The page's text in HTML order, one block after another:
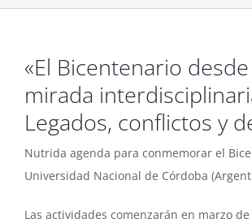
«El Bicentenario
mirada
Legados, conflictos y
Nutrida agenda para conmemorar el
Universidad Nacional de Córdoba
Las actividades comenzarán en marzo de